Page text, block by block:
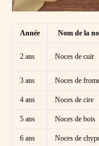
Année Nom de la
2 ans Noces de cuir
3 ans Noces de
4 ans Noces de cire
5 ans Noces de bois
6 ans Noces de